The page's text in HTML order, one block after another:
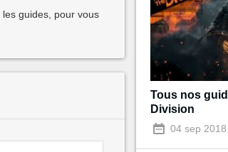
guides, pour vous
Tous nos
Division
04 sep 2018